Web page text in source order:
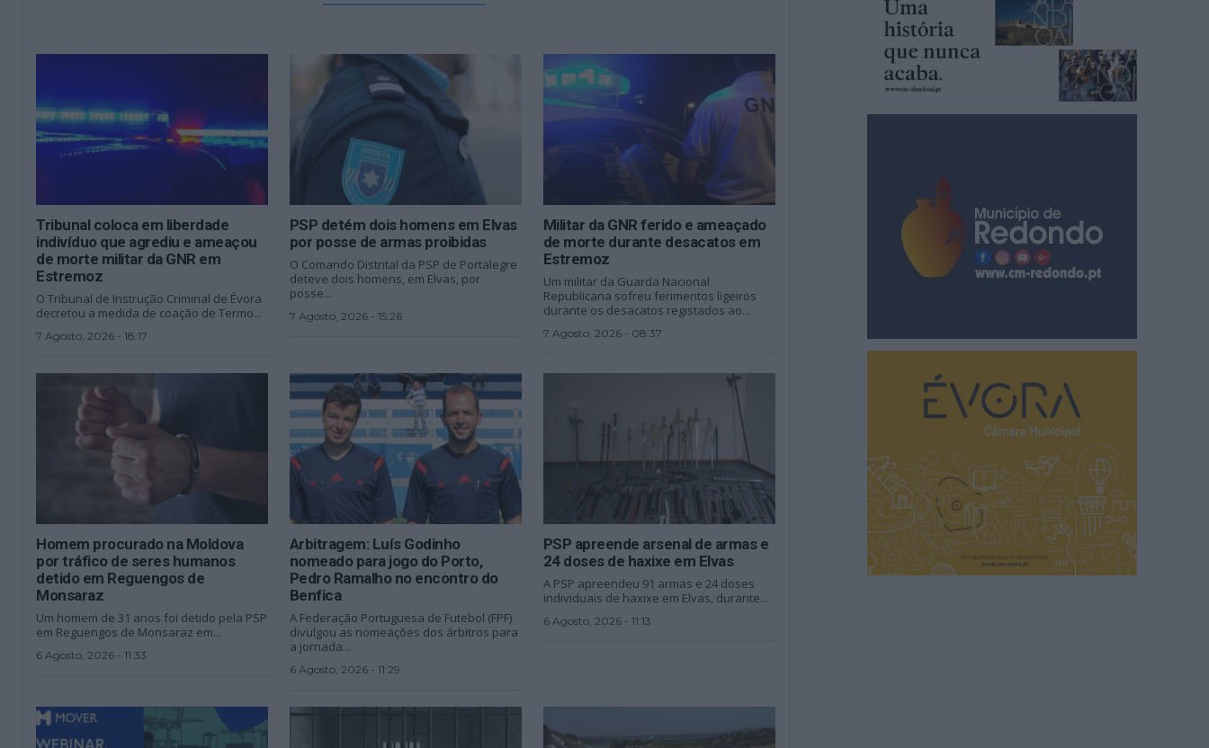
Tribunal coloca em liberdade
indivíduo que agrediu e ameaçou
de morte militar da GNR em
Estremoz
O Tribunal de Instrução Criminal de Évora
decretou a medida de coação de Termo...
7 Agosto, 2026 - 18:17
PSP detém dois homens em Elvas
por posse de armas proibidas
O Comando Distrital da PSP de Portalegre
deteve dois homens, em Elvas, por
posse...
7 Agosto, 2026 - 15:26
Militar da GNR ferido e ameaçado
de morte durante desacatos em
Estremoz
Um militar da Guarda Nacional
Republicana sofreu ferimentos ligeiros
durante os desacatos registados ao...
7 Agosto, 2026 - 08:37
Homem procurado na Moldova
por tráfico de seres humanos
detido em Reguengos de
Monsaraz
Um homem de 31 anos foi detido pela PSP
em Reguengos de Monsaraz em...
6 Agosto, 2026 - 11:33
Arbitragem: Luís Godinho
nomeado para jogo do Porto,
Pedro Ramalho no encontro do
Benfica
A Federação Portuguesa de Futebol (FPF)
divulgou as nomeações dos árbitros para
a jornada...
6 Agosto, 2026 - 11:29
PSP apreende arsenal de armas e
24 doses de haxixe em Elvas
A PSP apreendeu 91 armas e 24 doses
individuais de haxixe em Elvas, durante...
6 Agosto, 2026 - 11:13